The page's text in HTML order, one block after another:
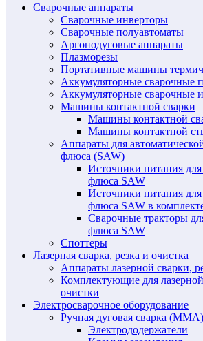
Сварочные аппараты
Сварочные инверторы
Сварочные полуавтоматы
Аргонодуговые аппараты
Плазморезы
Портативные машины
Аккумуляторные сварочные
Аккумуляторные сварочные
Машины контактной сварки
Машины контактной
Машины контактной
Аппараты для
флюса (SAW)
Источники питания
флюса SAW
Источники питания
флюса SAW в
Сварочные тракторы
флюса SAW
Споттеры
Лазерная сварка, резка и очистка
Аппараты лазерной сварки,
Комплектующие для
очистки
Электросварочное оборудование
Ручная дуговая сварка (MMA)
Электрододержатели